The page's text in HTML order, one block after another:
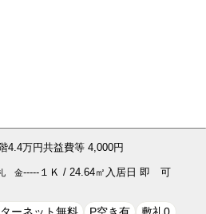
4.4万円共益費等4,000円
金----- １Ｋ /24.64㎡ 入居日 即 可
ーネット無料 P空き有 敷礼0